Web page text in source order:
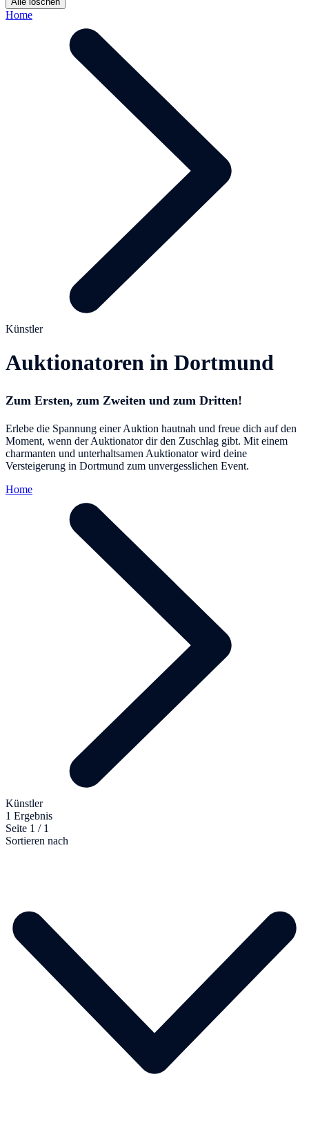
Home
Künstler
Auktionatoren in Dortmund
Zum Ersten, zum Zweiten und zum Dritten!
Erlebe die Spannung einer Auktion hautnah und freue dich auf den
Moment, wenn der Auktionator dir den Zuschlag gibt. Mit einem
charmanten und unterhaltsamen Auktionator wird deine
Versteigerung in Dortmund zum unvergesslichen Event.
Home
Künstler
1 Ergebnis
Seite 1 / 1
Sortieren nach